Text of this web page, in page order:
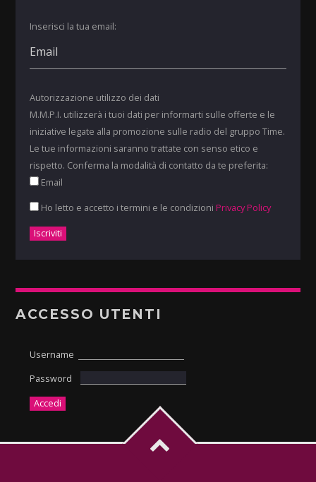
Inserisci la tua email:
Autorizzazione utilizzo dei dati
M.M.P.I. utilizzerà i tuoi dati per informarti sulle offerte e le
iniziative legate alla promozione sulle radio del gruppo Time.
Le tue informazioni saranno trattate con senso etico e
rispetto. Conferma la modalità di contatto da te preferita:
Email
Ho letto e accetto i termini e le condizioni Privacy Policy
ACCESSO UTENTI
Username
Password